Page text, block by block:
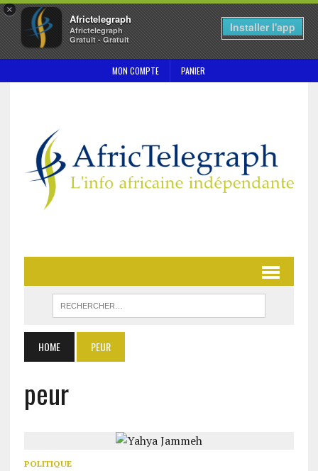
×
Africtelegraph
Africtelegraph
Gratuit - Gratuit
Installer l'app
MON COMPTE PANIER
HOME PEUR
peur
POLITIQUE